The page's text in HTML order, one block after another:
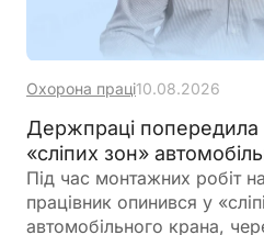
Охорона праці10.08.2026
Держпраці
«сліпих зон»
Під час монтажних робіт
працівник опинився у
автомобільного крана,